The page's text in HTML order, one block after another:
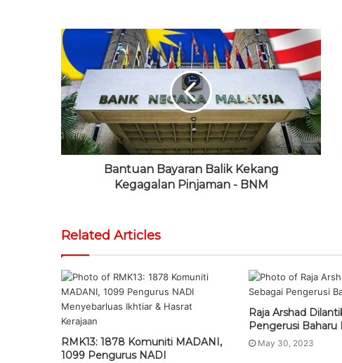
b
s
i
e
e
b
o
o
k
i
t
t
e
r
u
T
u
e
t
a
g
a
m
Bantuan Bayaran Balik Kekang
Kegagalan Pinjaman - BNM
Related Articles
RMK13: 1878 Komuniti MADANI,
1099 Pengurus NADI
Raja Arshad
Pengerusi Baharu
May 30, 2023